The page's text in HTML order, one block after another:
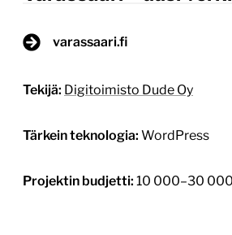
varassaari.fi
Tekijä: Digitoimisto Dude Oy
Tärkein teknologia: WordPress
Projektin budjetti: 10 000–30